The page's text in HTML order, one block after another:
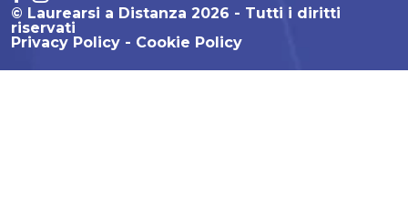
© Laurearsi a Distanza 2026 - Tutti i diritti
riservati
Privacy Policy
Cookie Policy